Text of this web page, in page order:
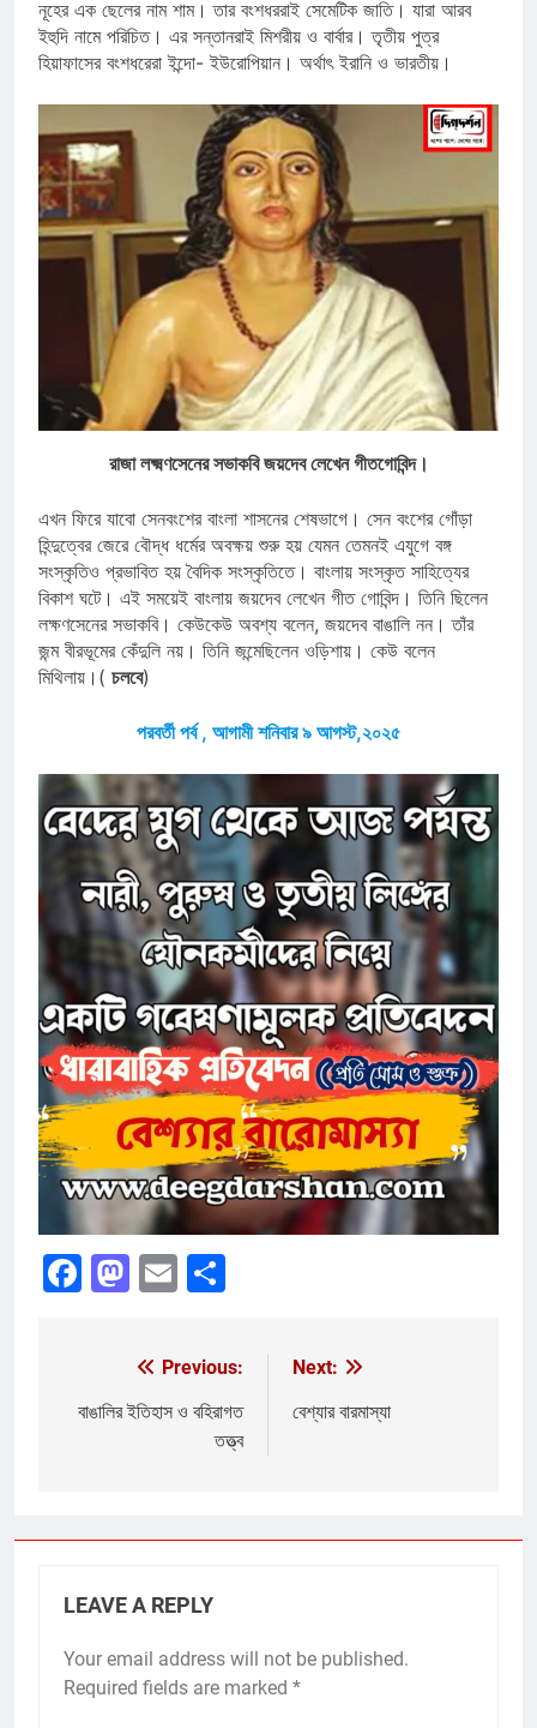
নূহের এক ছেলের নাম শাম। তার বংশধররাই সেমেটিক জাতি। যারা আরব
ইহুদি নামে পরিচিত। এর সন্তানরাই মিশরীয় ও বার্বার। তৃতীয় পুত্র
হিয়াফাসের বংশধরেরা ইন্দো- ইউরোপিয়ান। অর্থাৎ ইরানি ও ভারতীয়।
রাজা লক্ষ্মণসেনের সভাকবি জয়দেব লেখেন গীতগোবিন্দ।
এখন ফিরে যাবো সেনবংশের বাংলা শাসনের শেষভাগে। সেন বংশের গোঁড়া
হিন্দুত্বের জেরে বৌদ্ধ ধর্মের অবক্ষয় শুরু হয় যেমন তেমনই এযুগে বঙ্গ
সংস্কৃতিও প্রভাবিত হয় বৈদিক সংস্কৃতিতে। বাংলায় সংস্কৃত সাহিত্যের
বিকাশ ঘটে। এই সময়েই বাংলায় জয়দেব লেখেন গীত গোবিন্দ। তিনি ছিলেন
লক্ষণসেনের সভাকবি। কেউকেউ অবশ্য বলেন, জয়দেব বাঙালি নন। তাঁর
জন্ম বীরভূমের কেঁদুলি নয়। তিনি জন্মেছিলেন ওড়িশায়। কেউ বলেন
মিথিলায়।( চলবে)
পরবর্তী পর্ব , আগামী শনিবার ৯ আগস্ট,২০২৫
Facebook
Mastodon
Email
navigation
Previous:
বাঙালির ইতিহাস ও বহিরাগত
তত্ত্ব
Next:
বেশ্যার বারমাস্যা
LEAVE A REPLY
Your email address will not be published.
Required fields are marked *